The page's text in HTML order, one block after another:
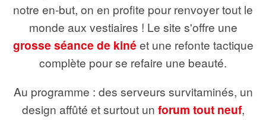
notre en-but, on en profite pour renvoyer tout le
monde aux vestiaires ! Le site s'offre une
grosse séance de kiné et une refonte tactique
complète pour se refaire une beauté.
Au programme : des serveurs survitaminés, un
design affûté et surtout un forum tout neuf,